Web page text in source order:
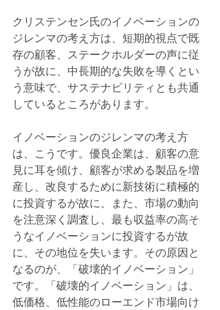
クリステンセン氏のイノベーションの
ジレンマの考え方は、短期的視点で既
存の顧客、ステークホルダーの声に従
うが故に、中長期的な失敗を導くとい
う意味で、サステナビリティとも共通
しているところがあります。
イノベーションのジレンマの考え方
は、こうです。優良企業は、顧客の意
見に耳を傾け、顧客が求める製品を増
産し、改良するために新技術に積極的
に投資するが故に、また、市場の動向
を注意深く調査し、最も収益率の高そ
うなイノベーションに投資するが故
に、その地位を失います。その原因と
なるのが、「破壊的イノベーション」
です。「破壊的イノベーション」は、
低価格、低性能のローエンド市場向け